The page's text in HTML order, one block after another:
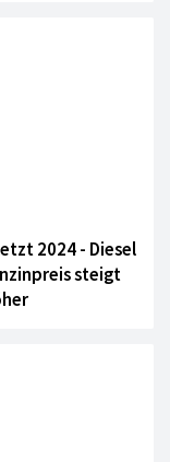
2024 - Diesel
steigt